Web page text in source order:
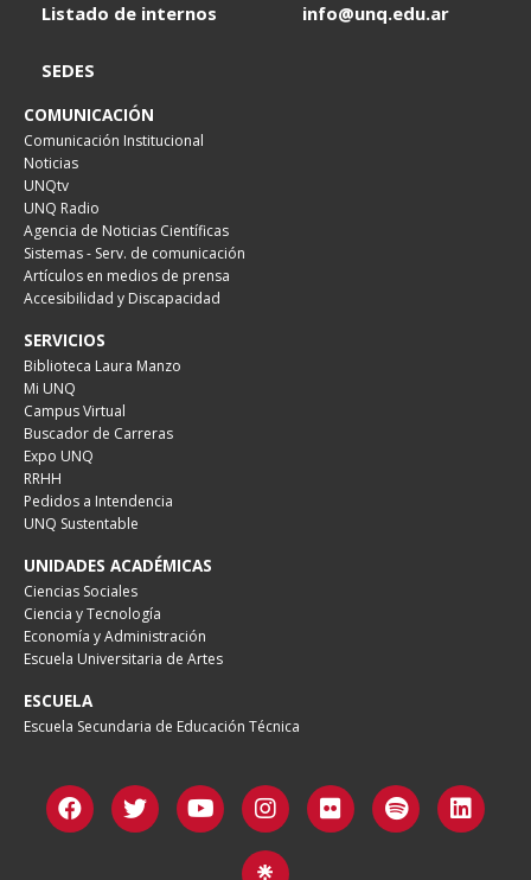
Listado de internos
info@unq.edu.ar
SEDES
COMUNICACIÓN
Comunicación Institucional
Noticias
UNQtv
UNQ Radio
Agencia de Noticias Científicas
Sistemas - Serv. de comunicación
Artículos en medios de prensa
Accesibilidad y Discapacidad
SERVICIOS
Biblioteca Laura Manzo
Mi UNQ
Campus Virtual
Buscador de Carreras
Expo UNQ
RRHH
Pedidos a Intendencia
UNQ Sustentable
UNIDADES ACADÉMICAS
Ciencias Sociales
Ciencia y Tecnología
Economía y Administración
Escuela Universitaria de Artes
ESCUELA
Escuela Secundaria de Educación Técnica